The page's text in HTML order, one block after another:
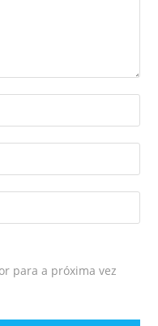
para a próxima vez